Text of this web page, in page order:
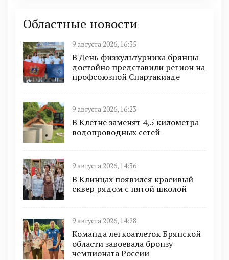
Областные новости
9 августа 2026, 16:35
В День физкультурника брянцы
достойно представили регион на
профсоюзной Спартакиаде
9 августа 2026, 16:23
В Клетне заменят 4,5 километра
водопроводных сетей
9 августа 2026, 14:36
В Клинцах появился красивый
сквер рядом с пятой школой
9 августа 2026, 14:28
Команда легкоатлеток Брянской
области завоевала бронзу
чемпионата России